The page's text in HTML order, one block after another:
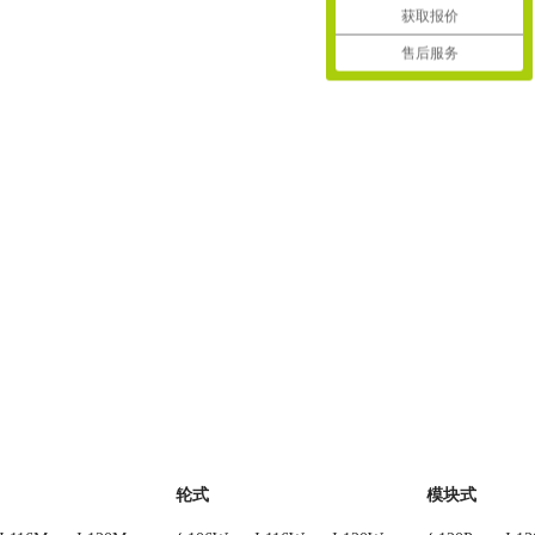
轮式 模块式
获取报价
售后服务